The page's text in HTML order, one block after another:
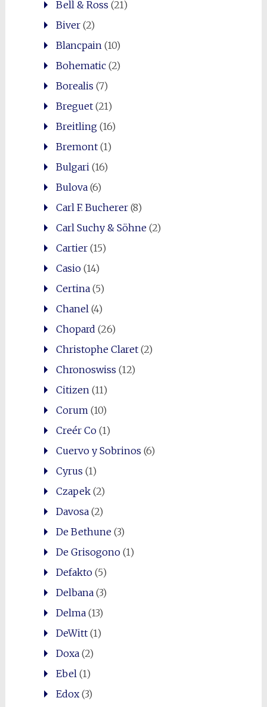
Bell & Ross (21)
Biver(2)
Blancpain (10)
Bohematic(2)
Borealis (7)
Breguet(21)
Breitling(16)
Bremont(1)
Bulgari (16)
Bulova(6)
Carl F. Bucherer(8)
Carl Suchy & Söhne(2)
Cartier(15)
Casio(14)
Certina(5)
Chanel (4)
Chopard (26)
Christophe Claret(2)
Chronoswiss (12)
Citizen (11)
Corum (10)
Creér Co(1)
Cuervo y Sobrinos (6)
Cyrus (1)
Czapek(2)
Davosa(2)
De Bethune(3)
De Grisogono(1)
Defakto(5)
Delbana(3)
Delma(13)
DeWitt(1)
Doxa(2)
Ebel (1)
Edox(3)